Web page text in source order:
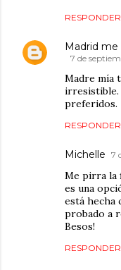
RESPONDER
Madrid me
7 de
Madre mía
irresistible.
preferidos.
RESPONDER
Michelle 7
Me pirra la
es una
está hecha
probado a
Besos!
RESPONDER